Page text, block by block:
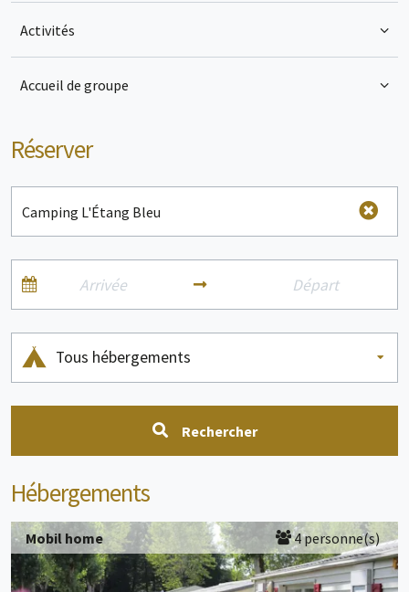
Activités
Accueil de groupe
Réserver
Tous hébergements
Rechercher
Hébergements
Mobil home 4 personne(s)